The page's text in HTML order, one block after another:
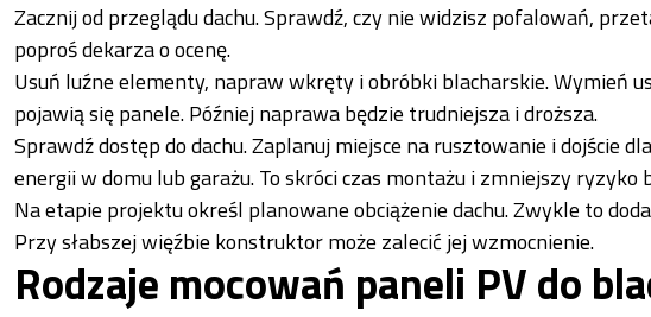
Zacznij od przeglądu dachu. Sprawdź, czy nie widzisz pofalowań,
poproś dekarza o ocenę.
Usuń luźne elementy, napraw wkręty i obróbki blacharskie. Wymień
pojawią się panele. Później naprawa będzie trudniejsza i droższa.
Sprawdź dostęp do dachu. Zaplanuj miejsce na rusztowanie i dojście
energii w domu lub garażu. To skróci czas montażu i zmniejszy ryzyko
Na etapie projektu określ planowane obciążenie dachu. Zwykle to
Przy słabszej więźbie konstruktor może zalecić jej wzmocnienie.
Rodzaje mocowań paneli PV do